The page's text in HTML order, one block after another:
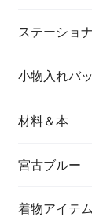
長財布
イヤリング
バングル＆
ペンダント
ブローチ
ステーショ
名刺入れ
メッセージ
小物入れバ
バッグ
材料＆本
宮古ブルー
着物アイテム